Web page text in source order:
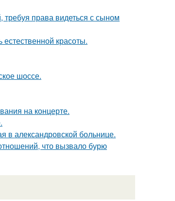
права видеться с сыном
красоты.
шоссе.
на концерте.
в александровской больнице.
что вызвало бурю